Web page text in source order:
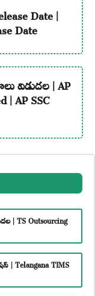
Date |
Date
విడుదల | AP
| AP SSC
| TS Outsourcing
Telangana TIMS